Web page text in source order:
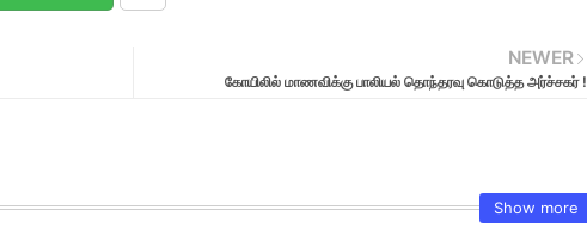
NEWER
கோயிலில் மாணவிக்கு பாலியல் தொந்தரவு கொடுத்த அர்ச்சகர் !
Show more